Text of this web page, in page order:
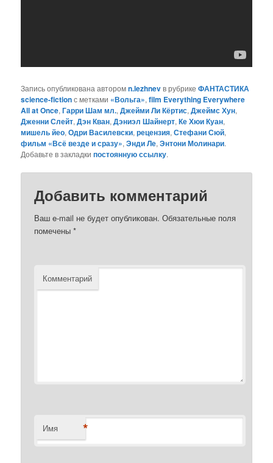
Запись опубликована авторомn.lezhnevв рубрикеФАНТАСТИКА
science-fictionс метками «Вольга»,film Everything Everywhere
All at Once,Гарри Шам мл.,Джейми Ли Кёртис,Джеймс Хун,
Дженни Слейт,Дэн Кван,Дэниэл Шайнерт,Ке Хюи Куан,
мишель йео,Одри Василевски,рецензия,Стефани Сюй,
фильм «Всё везде и сразу»,Энди Ле,Энтони Молинари.
Добавьте в закладкипостоянную ссылку.
Добавить комментарий
Ваш e-mail не будет опубликован. Обязательные поля
помечены*
Комментарий
Имя *